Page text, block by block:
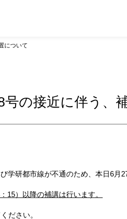
について
号の接近に伴う、
研都市線が不通のため、本日6月
15）以降の補講は行います。
ださい。